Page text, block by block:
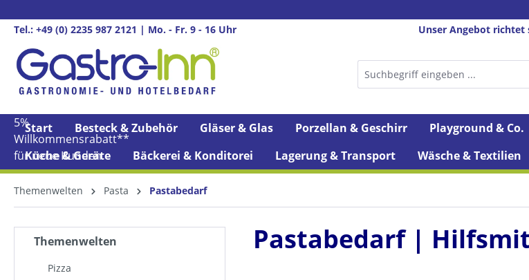
Zur Hauptnavigation springen
+ + + Sie
Tel.: +49 (0) 2235 987 2121 | Mo. - Fr. 9 - 16 Uhr
Unser Angebot richtet
5%
Willkommens­rabatt**
für neue Kunden
Start Besteck & Zubehör Gläser & Glas Porzellan & Geschirr Playground & Co.
Küche & Geräte
Bäckerei & Konditorei Lagerung & Transport Wäsche & Textilien
Themenwelten Pasta Pastabedarf
Themenwelten
Pizza
Pastabedarf |